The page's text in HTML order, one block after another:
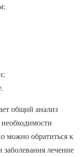
общий анализ
можно обратиться к
лечение